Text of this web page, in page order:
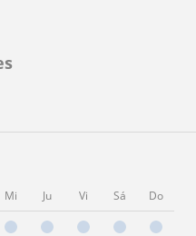
Mi Ju Vi Sá Do